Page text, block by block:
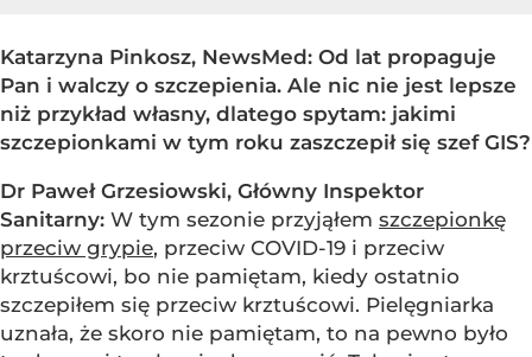
Katarzyna Pinkosz, NewsMed: Od lat propaguje
Pan i walczy o szczepienia. Ale nic nie jest lepsze
niż przykład własny, dlatego spytam: jakimi
szczepionkami w tym roku zaszczepił się szef GIS?
Dr Paweł Grzesiowski, Główny Inspektor
Sanitarny: W tym sezonie przyjąłem szczepionkę
przeciw grypie, przeciw COVID-19 i przeciw
krztuścowi, bo nie pamiętam, kiedy ostatnio
szczepiłem się przeciw krztuścowi. Pielęgniarka
uznała, że skoro nie pamiętam, to na pewno było